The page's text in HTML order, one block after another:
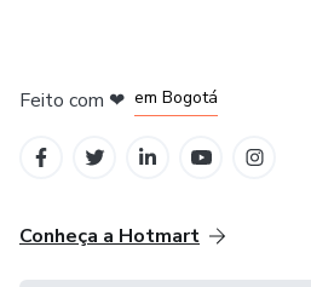
Feito com ❤ em Bogotá
Conheça a Hotmart